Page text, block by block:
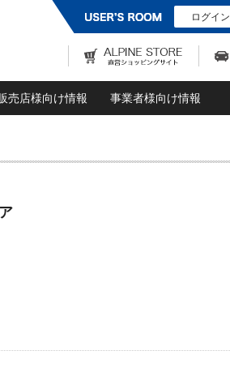
ログイン
売店様向け情報 事業者様向け情報